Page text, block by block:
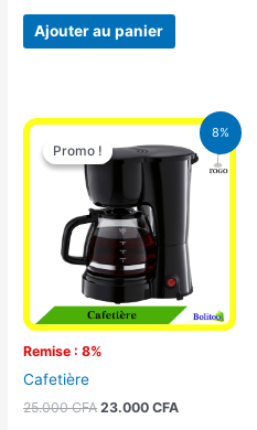
Ajouter au panier
8%
Promo !
Remise : 8%
Promo !
Cafetière
25.000CFA
Le
prix
initial
25.000 CFA.
23.000CFA
Le
prix
actuel
est :
23.000 CFA.